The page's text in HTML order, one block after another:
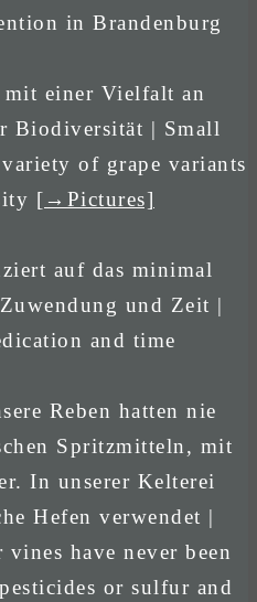
in Brandenburg
einer Vielfalt an
Biodiversität | Small
of grape variants
[→Pictures]
auf das minimal
und Zeit |
and time
Reben hatten nie
Spritzmitteln, mit
In unserer Kelterei
Hefen verwendet |
have never been
or sulfur and